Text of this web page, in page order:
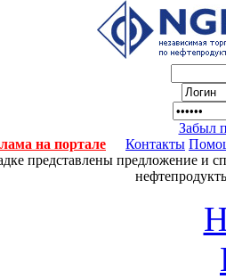
Забыл
на портале
Контакты
представлены предложение и